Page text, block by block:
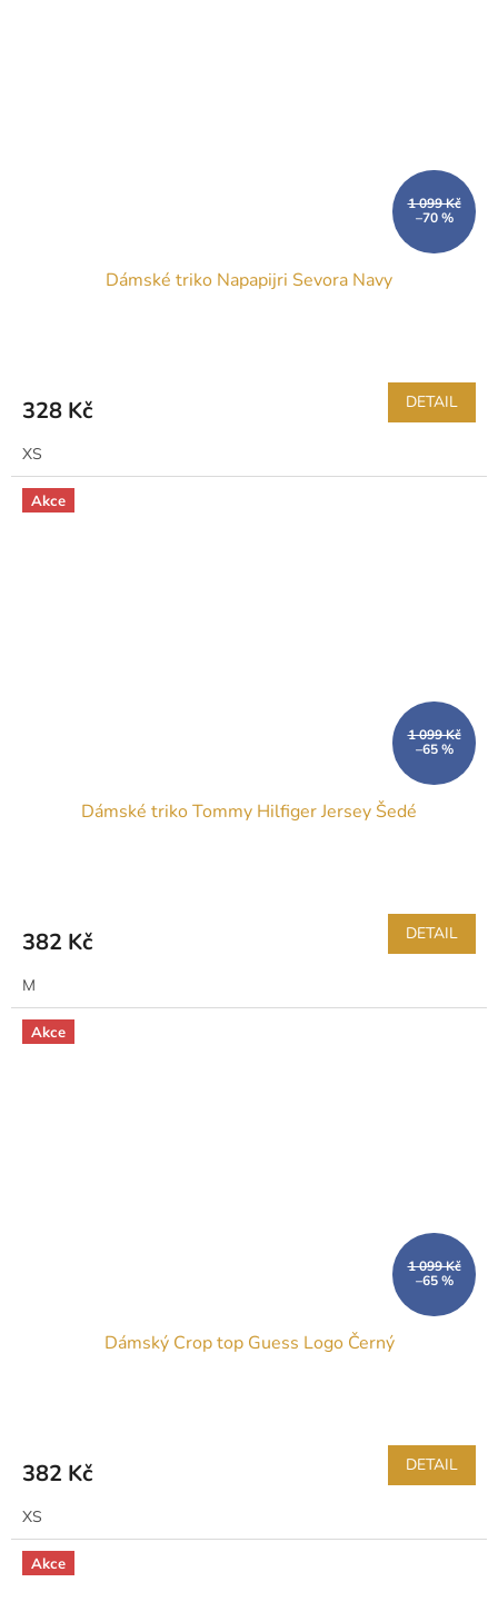
1 099 Kč
–70 %
Dámské triko Napapijri Sevora Navy
328 Kč DETAIL
XS
Akce
1 099 Kč
–65 %
Dámské triko Tommy Hilfiger Jersey Šedé
382 Kč DETAIL
M
Akce
1 099 Kč
–65 %
Dámský Crop top Guess Logo Černý
382 Kč DETAIL
XS
Akce